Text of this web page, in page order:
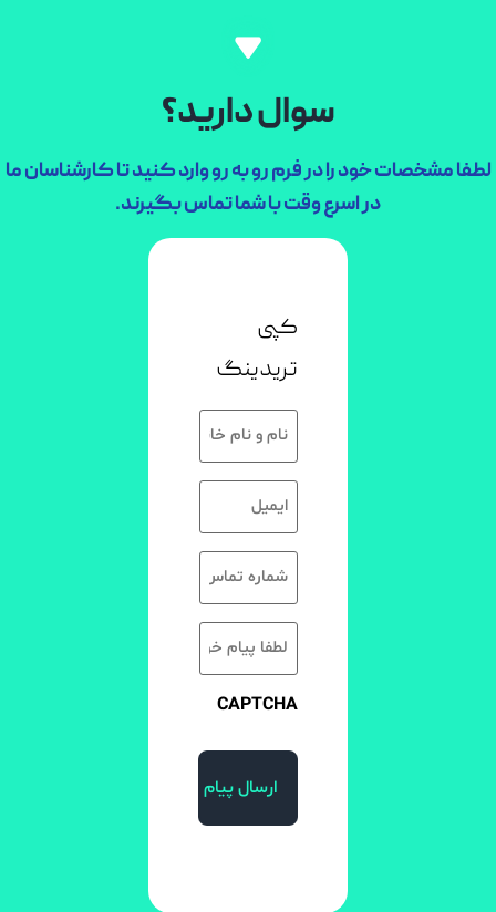
سوال دارید؟
لطفا مشخصات خود را در فرم رو به رو وارد کنید تا کارشناسان ما
در اسرع وقت با شما تماس بگیرند.
کپی
تریدینگ
CAPTCHA